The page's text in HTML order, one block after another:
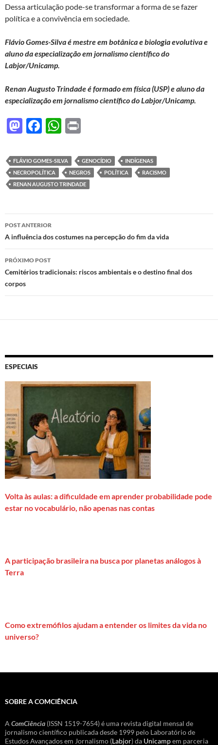
Dessa articulação pode-se transformar a forma de se fazer
política e a convivência em sociedade.
Flávio Gomes-Silva émestre em botânica e biologia evolutivae
aluno da especialização em jornalismo científico do
Labjor/Unicamp.
Renan Augusto Trindadeé formado em física (USP) e aluno da
especialização em jornalismo científico do Labjor/Unicamp.
M
to
d
o
F
e
b
o
k
W
at
s
A
p
nt
FLÁVIO GOMES-SILVA GENOCÍDIO
INDÍGENAS
NECROPOLÍTICA
NEGROS POLÍTICA
RACISMO
RENAN AUGUSTO TRINDADE
Navegação
de
posts
POST ANTERIOR
A influência dos costumes na percepção do fim da vida
PRÓXIMO POST
Cemitérios tradicionais: riscos ambientais e o destino final dos
corpos
ESPECIAIS
Volta às aulas: a dificuldade em aprender probabilidade pode
estar no vocabulário, não apenas nas contas
A participação brasileira na busca por planetas análogos à
Terra
Como extremófilos ajudam a entender os limites da vida no
universo?
SOBRE A COMCIÊNCIA
A ComCiência (ISSN 1519-7654) é uma revista digital mensal de
jornalismo científico publicada desde 1999 pelo Laboratório de
Estudos Avançados em Jornalismo (Labjor) da Unicampem parceria